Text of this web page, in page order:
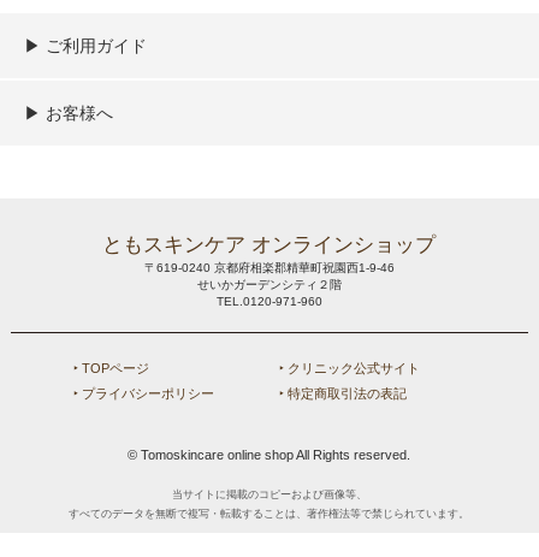
▶︎ ご利用ガイド
ご利用ガイド
決済／配送／送料について
取り扱い商品一覧
顧客情報の取扱について
特定商取引法の表記
▶︎ お客様へ
ともスキンケア オンラインショップ
〒619-0240 京都府相楽郡精華町祝園西1-9-46
せいかガーデンシティ２階
TEL.0120-971-960
‣ TOPページ
‣ クリニック公式サイト
‣ プライバシーポリシー
‣ 特定商取引法の表記
© Tomoskincare online shop All Rights reserved.
当サイトに掲載のコピーおよび画像等、
すべてのデータを無断で複写・転載することは、著作権法等で禁じられています。